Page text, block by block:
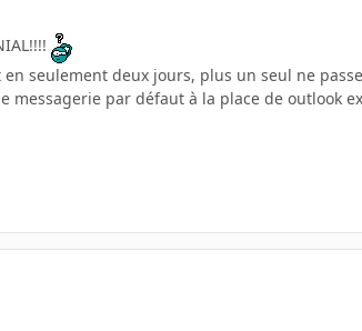
seulement deux jours, plus un seul ne
par défaut à la place de outlook